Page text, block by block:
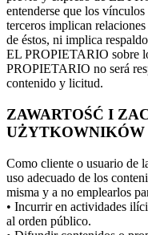
entenderse que los
terceros implican
de éstos, ni implica
EL PROPIETARIO sobre
PROPIETARIO no será
contenido y licitud.
ZAWARTOŚĆ I
UŻYTKOWNIKÓW
Como cliente o usuario de
uso adecuado de los
misma y a no emplearlos
• Incurrir en actividades
al orden público.